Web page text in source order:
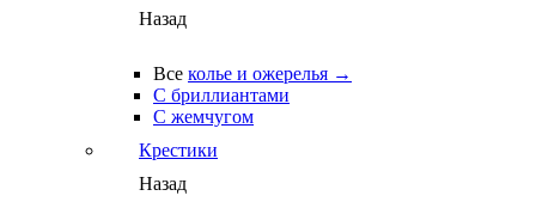
Назад
Все колье и ожерелья →
С бриллиантами
С жемчугом
Крестики
Назад